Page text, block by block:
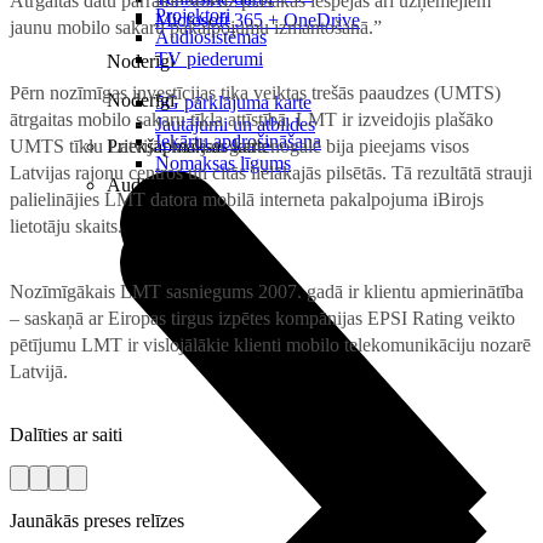
Microsoft 365 + OneDrive
Noderīgi
5G pārklājuma karte
Jautājumi un atbildes
Priekšapmaksas karte
Projektori
Audiosistēmas
TV piederumi
Noderīgi
Iekārtu apdrošināšana
Nomaksas līgums
Audio
jaunu mobilo sakaru pakalpojumu izmantošanā.”
Pērn nozīmīgas investīcijas tika veiktas trešās paaudzes (UMTS)
ātrgaitas mobilo sakaru tīkla attīstībā. LMT ir izveidojis plašāko
UMTS tīklu Latvijā, kas jau gada nogalē bija pieejams visos
Latvijas rajonu centros un citās lielākajās pilsētās. Tā rezultātā strauji
palielinājies LMT datora mobilā interneta pakalpojuma iBirojs
lietotāju skaits.
Nozīmīgākais LMT sasniegums 2007. gadā ir klientu apmierinātība
– saskaņā ar Eiropas tirgus izpētes kompānijas EPSI Rating veikto
pētījumu LMT ir vislojālākie klienti mobilo telekomunikāciju nozarē
Latvijā.
Dalīties ar saiti
Jaunākās preses relīzes